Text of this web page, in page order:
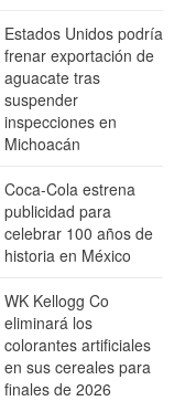
Estados Unidos podría
frenar exportación de
aguacate tras
suspender
inspecciones en
Michoacán
Coca-Cola estrena
publicidad para
celebrar 100 años de
historia en México
WK Kellogg Co
eliminará los
colorantes artificiales
en sus cereales para
finales de 2026